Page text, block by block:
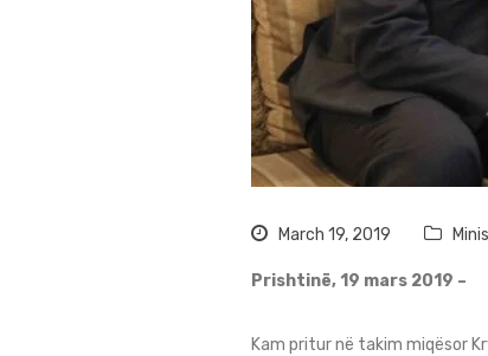
March 19, 2019
Prishtinë, 19 mars 2019 –
Kam pritur në takim miqësor